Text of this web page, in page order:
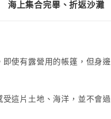
上集合完畢、折返沙
使有露營用的帳篷，但身
這片土地、海洋，並不會